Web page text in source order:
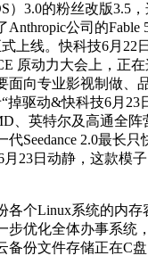
）3.0的粉丝改版3.5
公司的Fable
上线。快科技6月22
原动力大会上，正
面向专业影视制做、
掉驱动&快科技6月23
、英特尔及高通全阵
Seedance 2.0最长只
23日动静，这款模
个Linux系统的内存
步优化全体办事系统
份文件存储正在C盘